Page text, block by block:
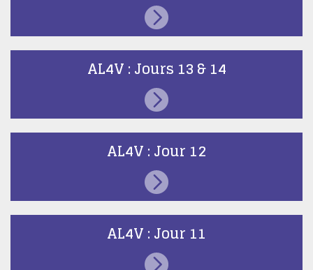
AL4V : Jours 13 & 14
AL4V : Jour 12
AL4V : Jour 11